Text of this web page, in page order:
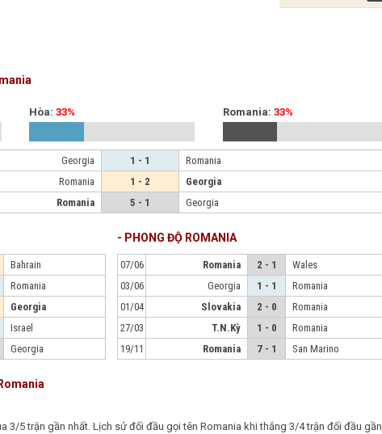
Andrei Borz
Yegoian
Giorgi
Chakvetadz
45'
41' Vladimir Screciu
Hòa: 33% Romania: 33%
Georgia 1 - 1
Romania
Romania 1 - 2
Georgia
Romania 5 - 1 Georgia
Bahrain
Romania
Georgia
Israel
Georgia
- PHONG ĐỘ ROMANIA
07/06 Romania 2 - 1
Wales
03/06
Georgia 1 - 1
Romania
01/04
Slovakia 2 - 0
Romania
27/03
T.N.Kỳ 1 - 0
Romania
19/11
Romania 7 - 1 San Marino
3/5 trận gần nhất. Lịch sử đối đầu gọi tên Romania khi thắng 3/4 trận đối đầu gần